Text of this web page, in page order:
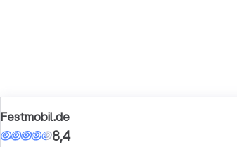
Festmobil.de
8,4